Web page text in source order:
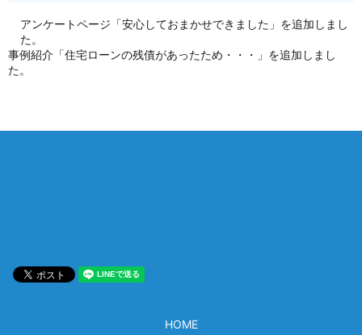
アンケートページ「安心しておまかせできました」を追加しまし
た。
事例紹介「住宅ローンの残債があったため・・・」を追加しまし
た。
HOME